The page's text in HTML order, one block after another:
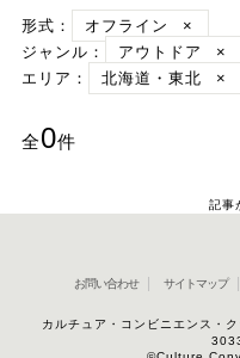
形式：
オフライン
×
ジャンル：
アウトドア
×
エリア：
北海道・東北 ×
全0件
記事
お問い合わせ サイトマップ
カルチュア・コンビニエンス